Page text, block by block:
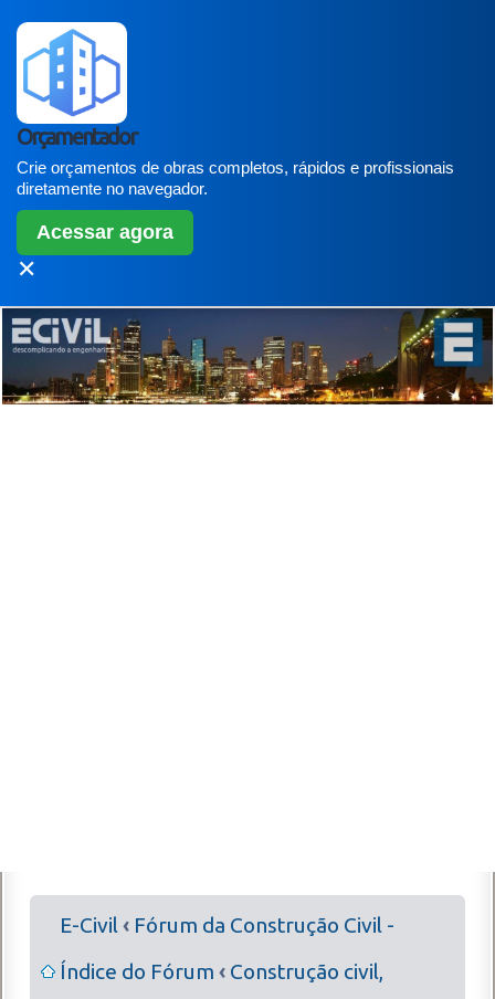
Orçamentador
Crie orçamentos de obras completos, rápidos e profissionais
diretamente no navegador.
Acessar agora
✕
E-Civil‹ Fórum da Construção Civil -
Índice do Fórum ‹ Construção civil,